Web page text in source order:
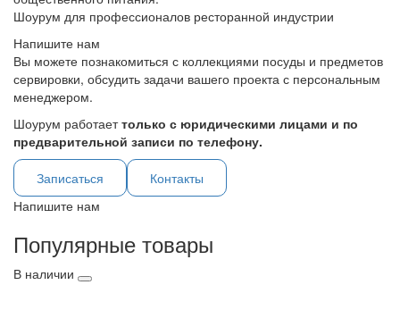
Шоурум для профессионалов ресторанной индустрии
Напишите нам
Вы можете познакомиться с коллекциями посуды и предметов
сервировки, обсудить задачи вашего проекта с персональным
менеджером.
Шоурум работаеттолько с юридическими лицами и по
предварительной записи по телефону.
Записаться
Контакты
Напишите нам
Популярные товары
В наличии